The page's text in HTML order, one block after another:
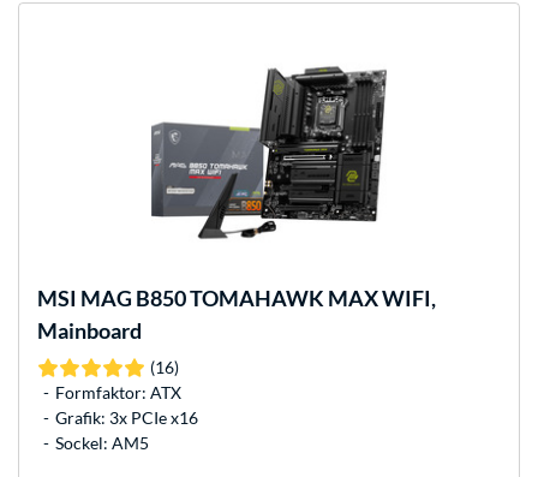
MSI MAG B850 TOMAHAWK MAX WIFI,
Mainboard
(16)
Formfaktor: ATX
Grafik: 3x PCIe x16
Sockel: AM5